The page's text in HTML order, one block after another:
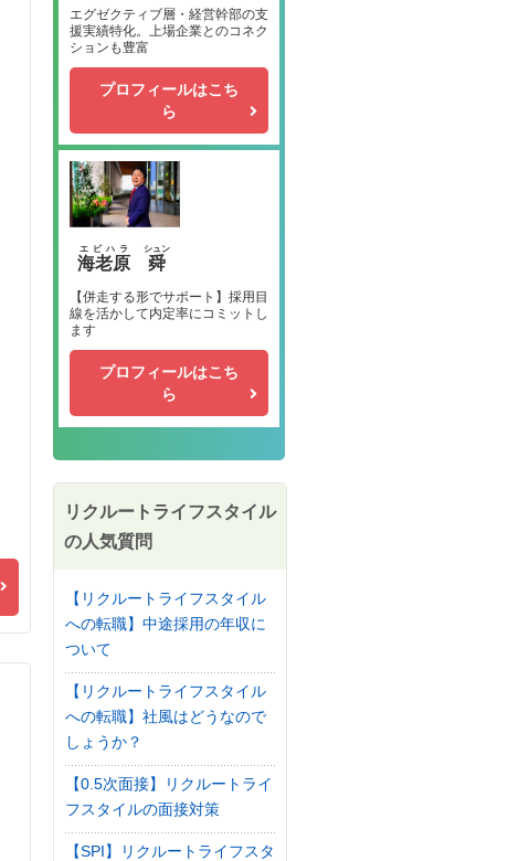
エグゼクティブ層・経営幹部の支
援実績特化。上場企業とのコネク
ションも豊富
プロフィールはこち
ら
海老原
エビハラ
舜
シュン
【併走する形でサポート】採用目
線を活かして内定率にコミットし
ます
プロフィールはこち
ら
リクルートライフスタイル
の人気質問
【リクルートライフスタイル
への転職】中途採用の年収に
ついて
【リクルートライフスタイル
への転職】社風はどうなので
しょうか？
【0.5次面接】リクルートライ
フスタイルの面接対策
【SPI】リクルートライフスタ